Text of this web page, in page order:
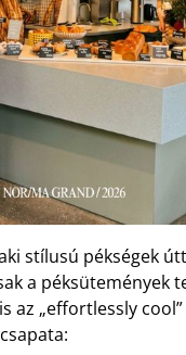
stílusú pékségek
a péksütemények
az „effortlessly